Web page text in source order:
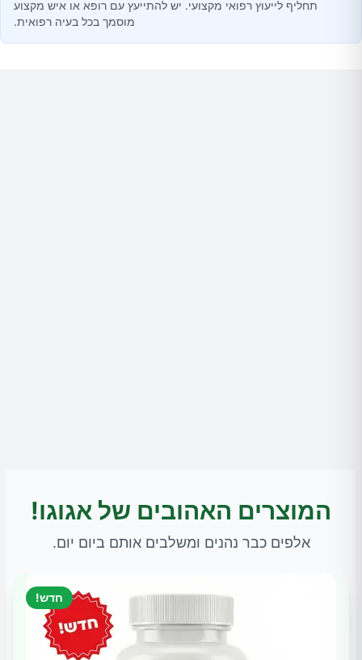
תחליף לייעוץ רפואי מקצועי. יש להתייעץ עם רופא או איש מקצוע
מוסמך בכל בעיה רפואית.
המוצרים האהובים של אגוגו!
אלפים כבר נהנים ומשלבים אותם ביום יום.
חדש!